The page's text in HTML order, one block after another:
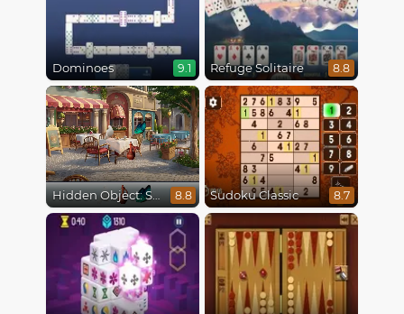
Dominoes 9.1 Refuge Solitaire 8.8
Hidden Object: Street Of Secrets 8.8 Sudoku Classic 8.7